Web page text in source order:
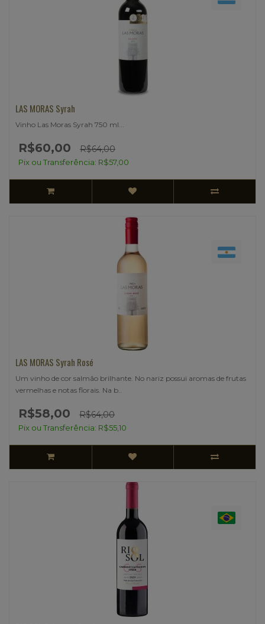
LAS MORAS Syrah
Vinho Las Moras Syrah 750 ml...
R$60,00 R$64,00
Pix ou Transferência: R$57,00
LAS MORAS Syrah Rosé
Um vinho de cor salmão brilhante. No nariz possui aromas de frutas
vermelhas e notas florais. Na b..
R$58,00 R$64,00
Pix ou Transferência: R$55,10